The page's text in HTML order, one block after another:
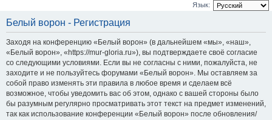
Язык:
Белый ворон - Регистрация
Заходя на конференцию «Белый ворон» (в дальнейшем «мы», «наш»,
«Белый ворон», «https://mur-gloria.ru»), вы подтверждаете своё согласие
со следующими условиями. Если вы не согласны с ними, пожалуйста, не
заходите и не пользуйтесь форумами «Белый ворон». Мы оставляем за
собой право изменять эти правила в любое время и сделаем всё
возможное, чтобы уведомить вас об этом, однако с вашей стороны было
бы разумным регулярно просматривать этот текст на предмет изменений,
так как использование конференции «Белый ворон» после обновления/